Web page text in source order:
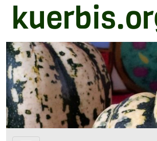
Zum Hauptinhalt springen